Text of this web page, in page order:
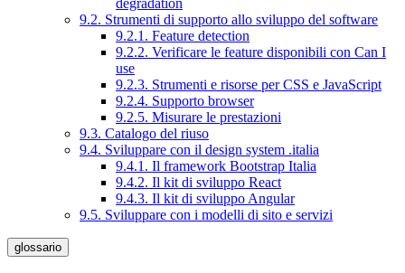
degradation
9.2. Strumenti di supporto allo sviluppo del software
9.2.1. Feature detection
9.2.2. Verificare le feature disponibili con Can I
use
9.2.3. Strumenti e risorse per CSS e JavaScript
9.2.4. Supporto browser
9.2.5. Misurare le prestazioni
9.3. Catalogo del riuso
9.4. Sviluppare con il design system .italia
9.4.1. Il framework Bootstrap Italia
9.4.2. Il kit di sviluppo React
9.4.3. Il kit di sviluppo Angular
9.5. Sviluppare con i modelli di sito e servizi
glossario